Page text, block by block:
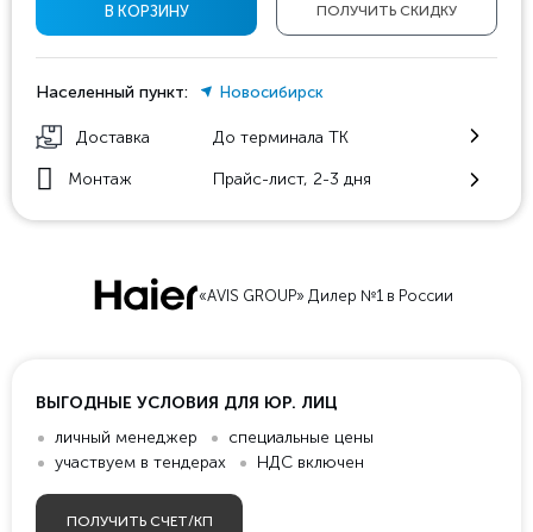
ПОЛУЧИТЬ СКИДКУ
В КОРЗИНУ
Населенный пункт: Новосибирск
Доставка До терминала ТК
Монтаж Прайс-лист, 2-3 дня
«AVIS GROUP» Дилер №1 в России
ВЫГОДНЫЕ УСЛОВИЯ ДЛЯ ЮР. ЛИЦ
личный менеджер
специальные цены
участвуем в тендерах
НДС включен
ПОЛУЧИТЬ СЧЕТ/КП